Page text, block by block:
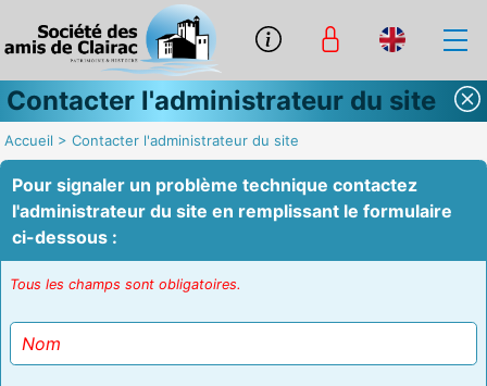
Contacter l'administrateur du site
Accueil > Contacter l'administrateur du site
Pour signaler un problème technique contactez
l'administrateur du site en remplissant le formulaire
ci-dessous :
Tous les champs sont obligatoires.